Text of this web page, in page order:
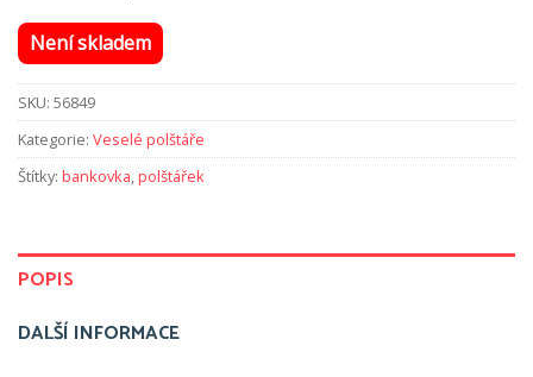
Není skladem
SKU: 56849
Kategorie: Veselé polštáře
Štítky: bankovka,polštářek
POPIS
DALŠÍ INFORMACE